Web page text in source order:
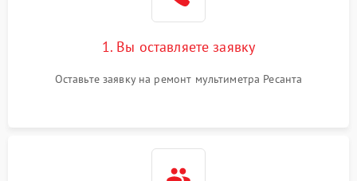
1. Вы оставляете заявку
Оставьте заявку на ремонт мультиметра Ресанта